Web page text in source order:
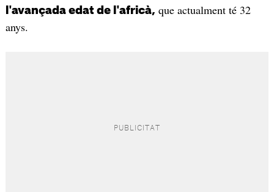
l'avançada edat de l'africà, que actualment té 32
anys.